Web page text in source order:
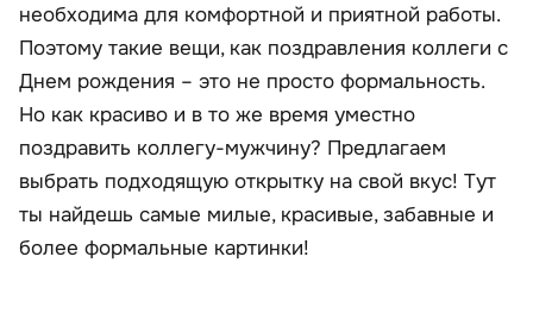
необходима для комфортной и приятной работы.
Поэтому такие вещи, как поздравления коллеги с
Днем рождения – это не просто формальность.
Но как красиво и в то же время уместно
поздравить коллегу-мужчину? Предлагаем
выбрать подходящую открытку на свой вкус! Тут
ты найдешь самые милые, красивые, забавные и
более формальные картинки!